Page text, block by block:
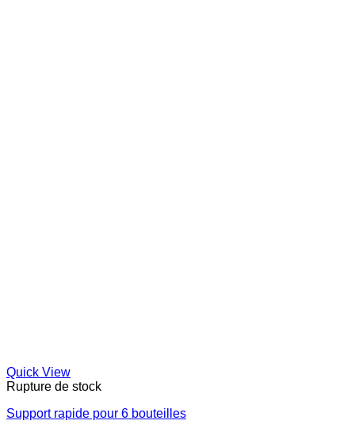
Quick View
Rupture de stock
Support rapide pour 6 bouteilles